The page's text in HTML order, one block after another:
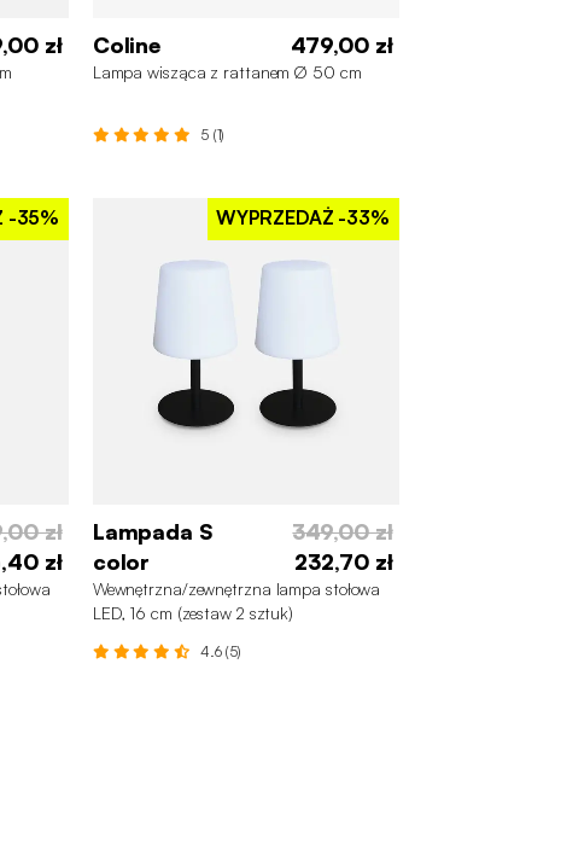
zł Coline 479,00 zł
Lampa wisząca z rattanem Ø 50 cm
5 (1)
-35%
zł
zł
WYPRZEDAŻ -33%
Lampada S
color
349,00 zł
232,70 zł
Wewnętrzna/zewnętrzna lampa stołowa
LED, 16 cm (zestaw 2 sztuk)
4.6 (5)